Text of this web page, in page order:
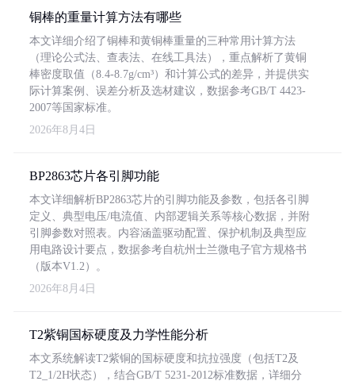
铜棒的重量计算方法有哪些
本文详细介绍了铜棒和黄铜棒重量的三种常用计算方法
（理论公式法、查表法、在线工具法），重点解析了黄铜
棒密度取值（8.4-8.7g/cm³）和计算公式的差异，并提供实
际计算案例、误差分析及选材建议，数据参考GB/T 4423-
2007等国家标准。
2026年8月4日
BP2863芯片各引脚功能
本文详细解析BP2863芯片的引脚功能及参数，包括各引脚
定义、典型电压/电流值、内部逻辑关系等核心数据，并附
引脚参数对照表。内容涵盖驱动配置、保护机制及典型应
用电路设计要点，数据参考自杭州士兰微电子官方规格书
（版本V1.2）。
2026年8月4日
T2紫铜国标硬度及力学性能分析
本文系统解读T2紫铜的国标硬度和抗拉强度（包括T2及
T2_1/2H状态），结合GB/T 5231-2012标准数据，详细分